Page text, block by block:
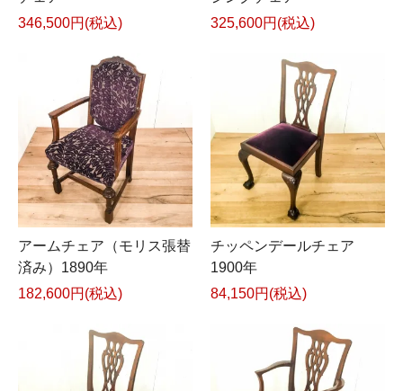
346,500円(税込)
325,600円(税込)
アームチェア（モリス張替
済み）1890年
182,600円(税込)
チッペンデールチェア
1900年
84,150円(税込)